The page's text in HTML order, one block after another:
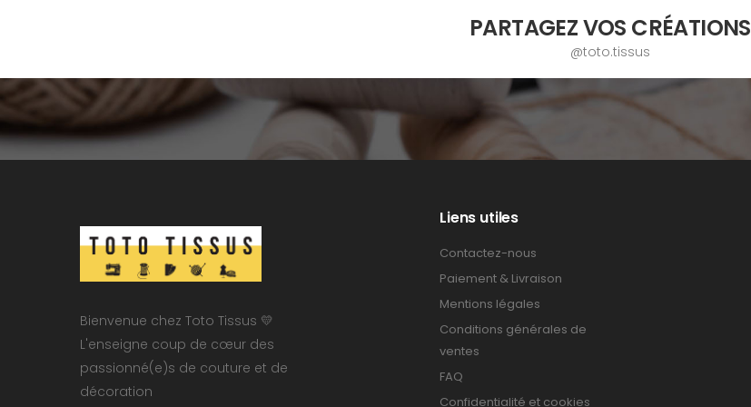
PARTAGEZ VOS CRÉATIONS
@toto.tissus
Bienvenue chez Toto Tissus 💛
L'enseigne coup de cœur des
passionné(e)s de couture et de
décoration
Liens utiles
Contactez-nous
Paiement & Livraison
Mentions légales
Conditions générales de
ventes
FAQ
Confidentialité et cookies